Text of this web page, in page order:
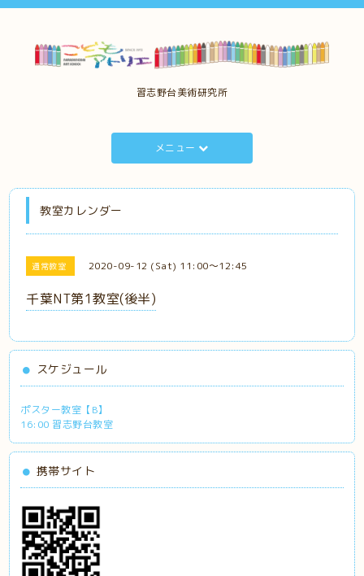
習志野台美術研究所
メニュー
教室カレンダー
通常教室 2020-09-12 (Sat) 11:00～12:45
千葉NT第1教室(後半)
スケジュール
ポスター教室【B】
16:00 習志野台教室
携帯サイト